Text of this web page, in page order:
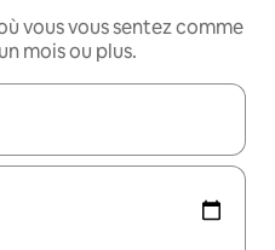
vous vous sentez comme
mois ou plus.
utilisez les flèches vers le